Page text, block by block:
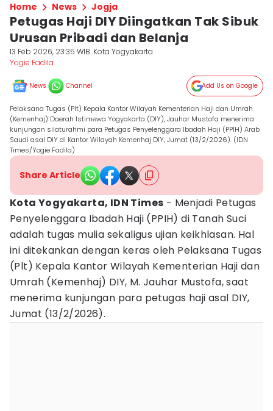
Home News Jogja
Petugas Haji DIY Diingatkan Tak Sibuk
Urusan Pribadi dan Belanja
13 Feb 2026, 23:35 WIB Kota Yogyakarta
Yogie Fadila
News Channel Add Us on Google
Pelaksana Tugas (Plt) Kepala Kantor Wilayah Kementerian Haji dan Umrah
(Kemenhaj) Daerah Istimewa Yogyakarta (DIY), Jauhar Mustofa menerima
kunjungan silaturahmi para Petugas Penyelenggara Ibadah Haji (PPIH) Arab
Saudi asal DIY di Kantor Wilayah Kemenhaj DIY, Jumat (13/2/2026). (IDN
Times/Yogie Fadila)
Share Article
Kota Yogyakarta, IDN Times - Menjadi Petugas
Penyelenggara Ibadah Haji (PPIH) di Tanah Suci
adalah tugas mulia sekaligus ujian keikhlasan. Hal
ini ditekankan dengan keras oleh Pelaksana Tugas
(Plt) Kepala Kantor Wilayah Kementerian Haji dan
Umrah (Kemenhaj) DIY, M. Jauhar Mustofa, saat
menerima kunjungan para petugas haji asal DIY,
Jumat (13/2/2026).